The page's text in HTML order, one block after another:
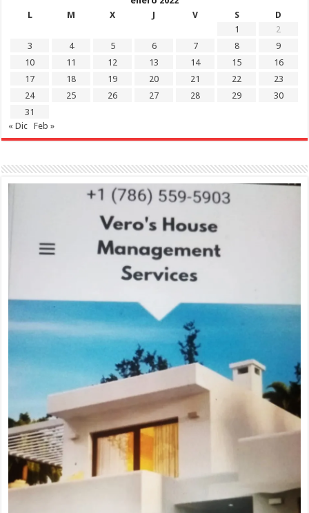
L
M X J V S
D
1
2
3
4 5 6 7 8
9
10
11 12 13 14 15
16
17
18 19 20 21 22
23
24
25 26 27 28 29
30
31
« Dic
Feb »